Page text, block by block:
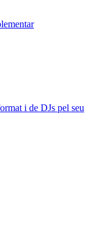
i de DJs pel seu